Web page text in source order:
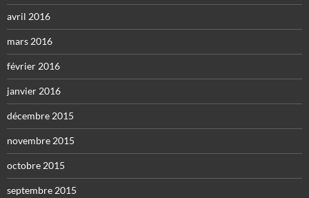
avril 2016
mars 2016
février 2016
janvier 2016
décembre 2015
novembre 2015
octobre 2015
septembre 2015